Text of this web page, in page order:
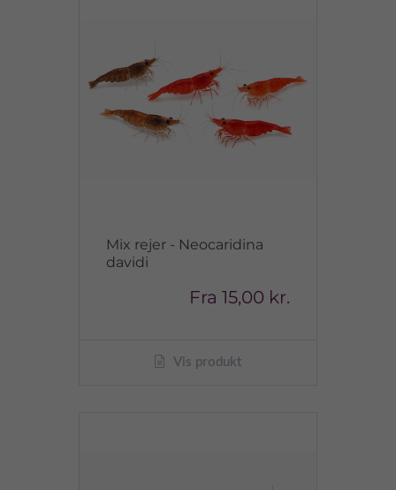
Mix rejer - Neocaridina
davidi
Fra 15,00 kr.
Vis produkt